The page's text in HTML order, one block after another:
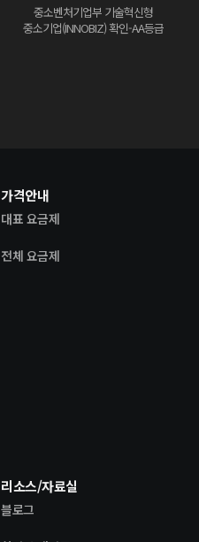
중소벤처기업부 기술혁신형
중소기업(INNOBIZ) 확인-AA등급
가격안내
대표 요금제
전체 요금제
리소스/자료실
블로그